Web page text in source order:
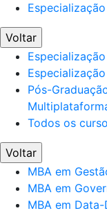
Voltar
Pós-
Todos os
Voltar
MBA em
MBA em
MBA em